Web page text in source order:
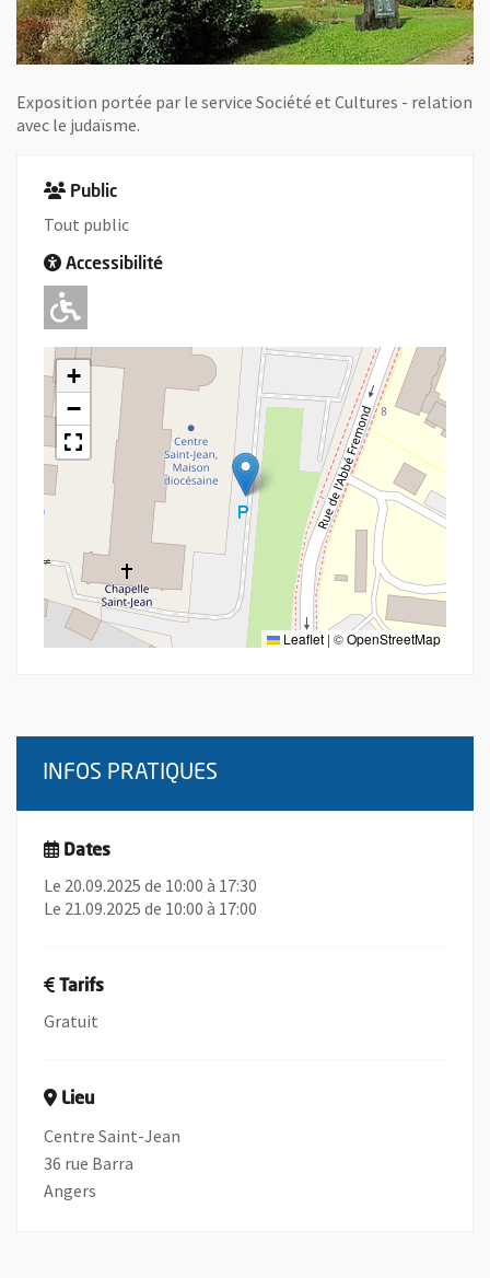
Exposition portée par le service Société et Cultures - relation
avec le judaïsme.
Public
Tout public
Accessibilité
Adapté pour l'handicap Moteur
+
−
Leaflet | ©OpenStreetMap
INFOS PRATIQUES
Dates
Le 20.09.2025 de 10:00 à 17:30
Le 21.09.2025 de 10:00 à 17:00
Tarifs
Gratuit
Lieu
Centre Saint-Jean
36 rue Barra
Angers